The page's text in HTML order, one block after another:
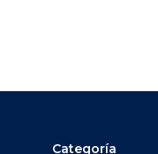
Categoría